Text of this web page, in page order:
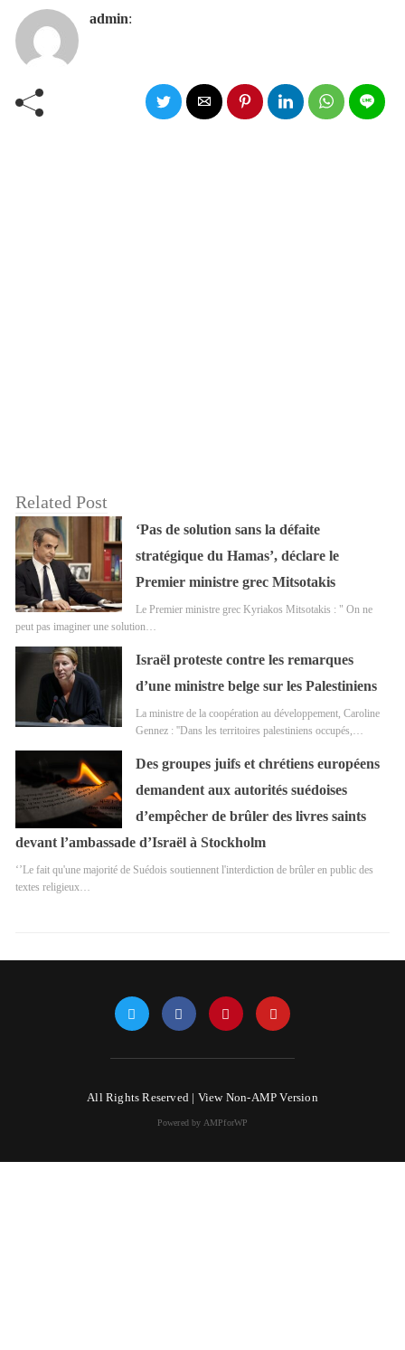
admin:
Related Post
‘Pas de solution sans la défaite
stratégique du Hamas’, déclare le
Premier ministre grec Mitsotakis
Le Premier ministre grec Kyriakos Mitsotakis : " On ne
peut pas imaginer une solution…
Israël proteste contre les remarques
d’une ministre belge sur les Palestiniens
La ministre de la coopération au développement, Caroline
Gennez : ''Dans les territoires palestiniens occupés,…
Des groupes juifs et chrétiens européens
demandent aux autorités suédoises
d’empêcher de brûler des livres saints
devant l’ambassade d’Israël à Stockholm
‘’Le fait qu'une majorité de Suédois soutiennent l'interdiction de brûler en public des
textes religieux…
All Rights Reserved | View Non-AMP Version
Powered by AMPforWP